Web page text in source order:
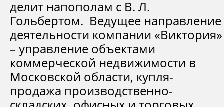
делит напополам с В. Л.
Гольбертом. Ведущее направление
деятельности компании «Виктория»
– управление объектами
коммерческой недвижимости в
Московской области, купля-
продажа производственно-